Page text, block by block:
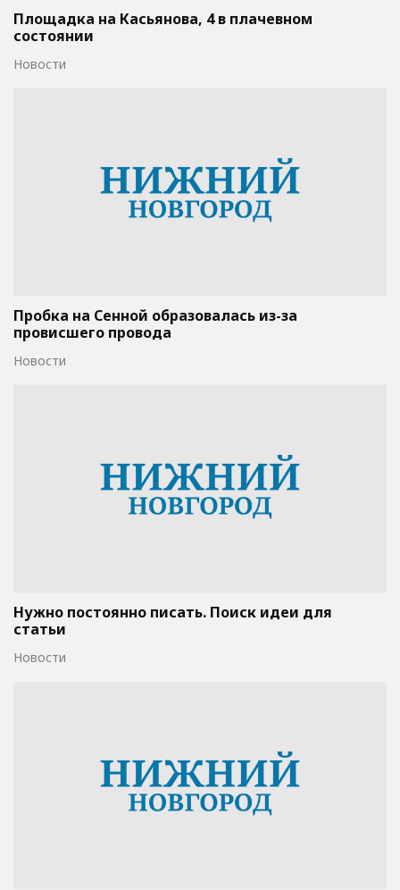
Площадка на Касьянова, 4 в плачевном
состоянии
Новости
Пробка на Сенной образовалась из-за
провисшего провода
Новости
Нужно постоянно писать. Поиск идеи для
статьи
Новости